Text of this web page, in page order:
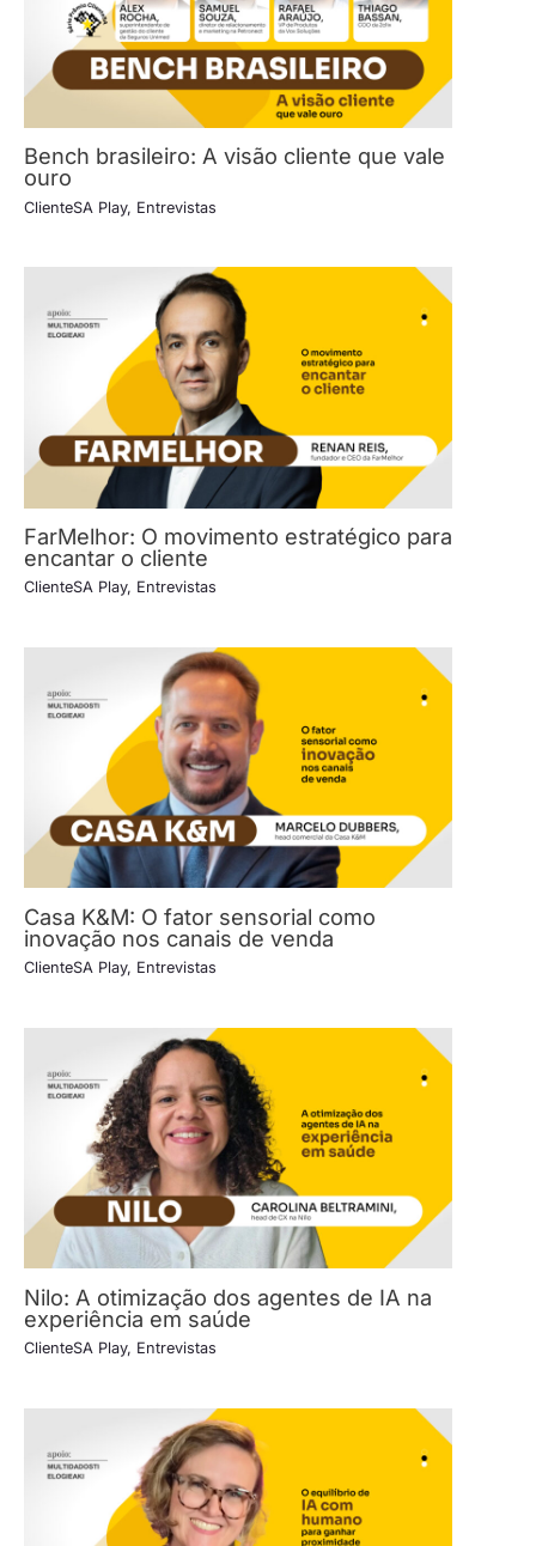
Bench brasileiro: A visão cliente que vale
ouro
ClienteSA Play, Entrevistas
FarMelhor: O movimento estratégico para
encantar o cliente
ClienteSA Play, Entrevistas
Casa K&M: O fator sensorial como
inovação nos canais de venda
ClienteSA Play, Entrevistas
Nilo: A otimização dos agentes de IA na
experiência em saúde
ClienteSA Play, Entrevistas